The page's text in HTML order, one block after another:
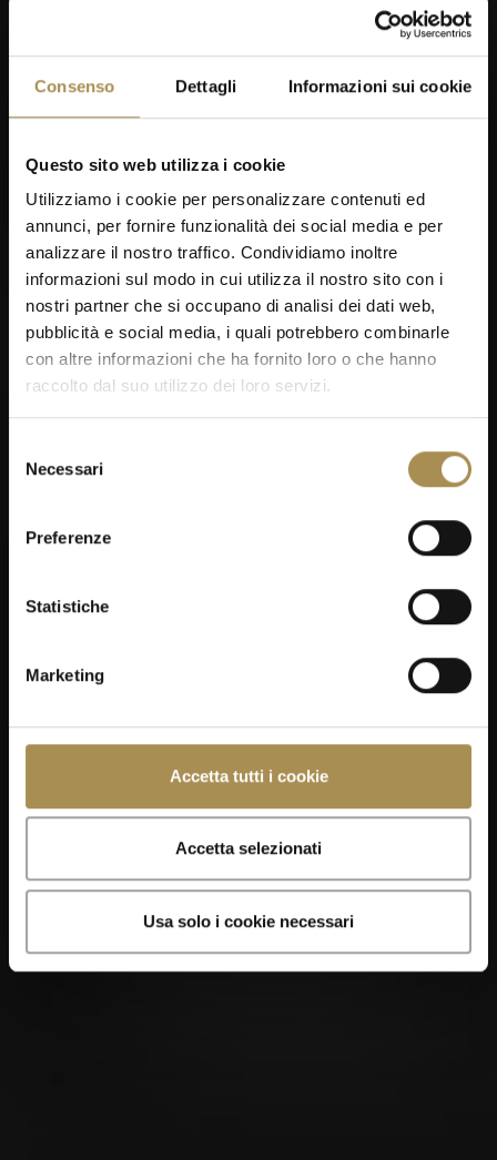
Consenso Dettagli Informazioni sui cookie
Questo sito web utilizza i cookie
Utilizziamo i cookie per personalizzare contenuti ed
annunci, per fornire funzionalità dei social media e per
analizzare il nostro traffico. Condividiamo inoltre
informazioni sul modo in cui utilizza il nostro sito con i
nostri partner che si occupano di analisi dei dati web,
pubblicità e social media, i quali potrebbero combinarle
con altre informazioni che ha fornito loro o che hanno
raccolto dal suo utilizzo dei loro servizi.
delNecessari
Preferenze
Statistiche
Marketing
Accetta tutti i cookie
Accetta selezionati
Usa solo i cookie necessari